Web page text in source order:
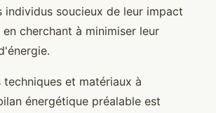
individus soucieux de leur impact
cherchant à minimiser leur
et matériaux à
énergétique préalable est